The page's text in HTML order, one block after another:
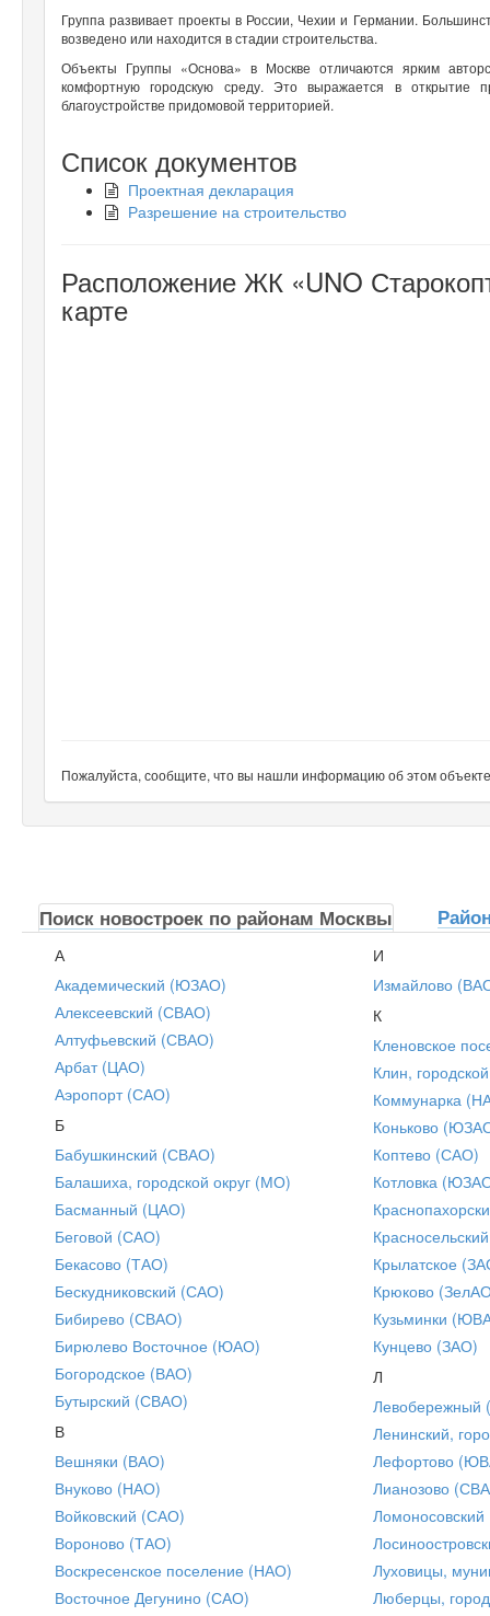
Группа развивает проекты в России, Чехии и Германии.
возведено или находится в стадии строительства.
Объекты Группы «Основа» в Москве отличаются ярким
комфортную городскую среду. Это выражается в открытие
благоустройстве придомовой территорией.
Список документов
Проектная декларация
Разрешение на строительство
Расположение ЖК «UNO
карте
Пожалуйста, сообщите, что вы нашли информацию об этом
Поиск новостроек по районам Москвы
А
Академический (ЮЗАО)
Алексеевский (СВАО)
Алтуфьевский (СВАО)
Арбат (ЦАО)
Аэропорт (САО)
Б
Бабушкинский (СВАО)
Балашиха, городской округ (МО)
Басманный (ЦАО)
Беговой (САО)
Бекасово (ТАО)
Бескудниковский (САО)
Бибирево (СВАО)
Бирюлево Восточное (ЮАО)
Богородское (ВАО)
Бутырский (СВАО)
В
Вешняки (ВАО)
Внуково (НАО)
Войковский (САО)
Вороново (ТАО)
Воскресенское поселение (НАО)
Восточное Дегунино (САО)
И
Измайлово
К
Кленовское
Клин,
Коммунарка
Коньково
Коптево (САО)
Котловка
Крылатское
Крюково
Кузьминки
Кунцево (ЗАО)
Л
Ленинский,
Лефортово
Лианозово
Луховицы,
Люберцы,